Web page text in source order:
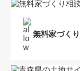
無料家づく